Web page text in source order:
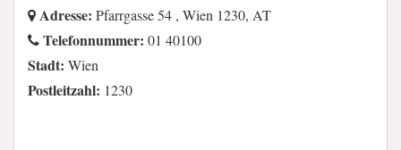
Adresse: Pfarrgasse 54 , Wien 1230, AT
Telefonnummer: 01 40100
Stadt: Wien
Postleitzahl: 1230